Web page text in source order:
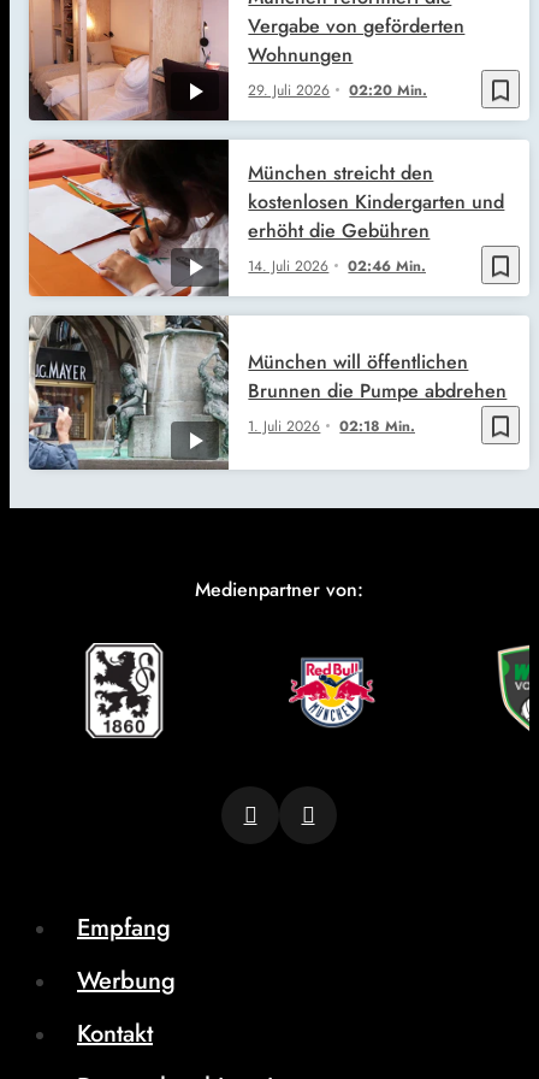
bookmark_border
29. Juli 2026 02:20 Min.
Vergabe von geförderten
Wohnungen
bookmark_border
14. Juli 2026 02:46 Min.
München streicht den
kostenlosen Kindergarten und
erhöht die Gebühren
bookmark_border
1. Juli 2026 02:18 Min.
München will öffentlichen
Brunnen die Pumpe abdrehen
Medienpartner von:
Empfang
Werbung
Kontakt